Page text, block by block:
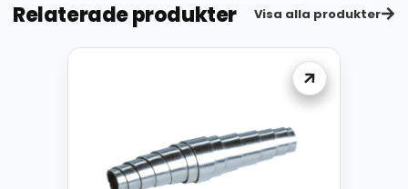
Relaterade produkter Visa alla produkter